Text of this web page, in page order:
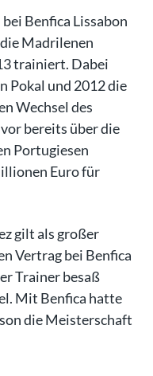
Benfica Lissabon
Madrilenen
trainiert. Dabei
Pokal und 2012 die
Wechsel des
bereits über die
Portugiesen
Euro für
gilt als großer
Vertrag bei Benfica
Trainer besaß
Mit Benfica hatte
die Meisterschaft